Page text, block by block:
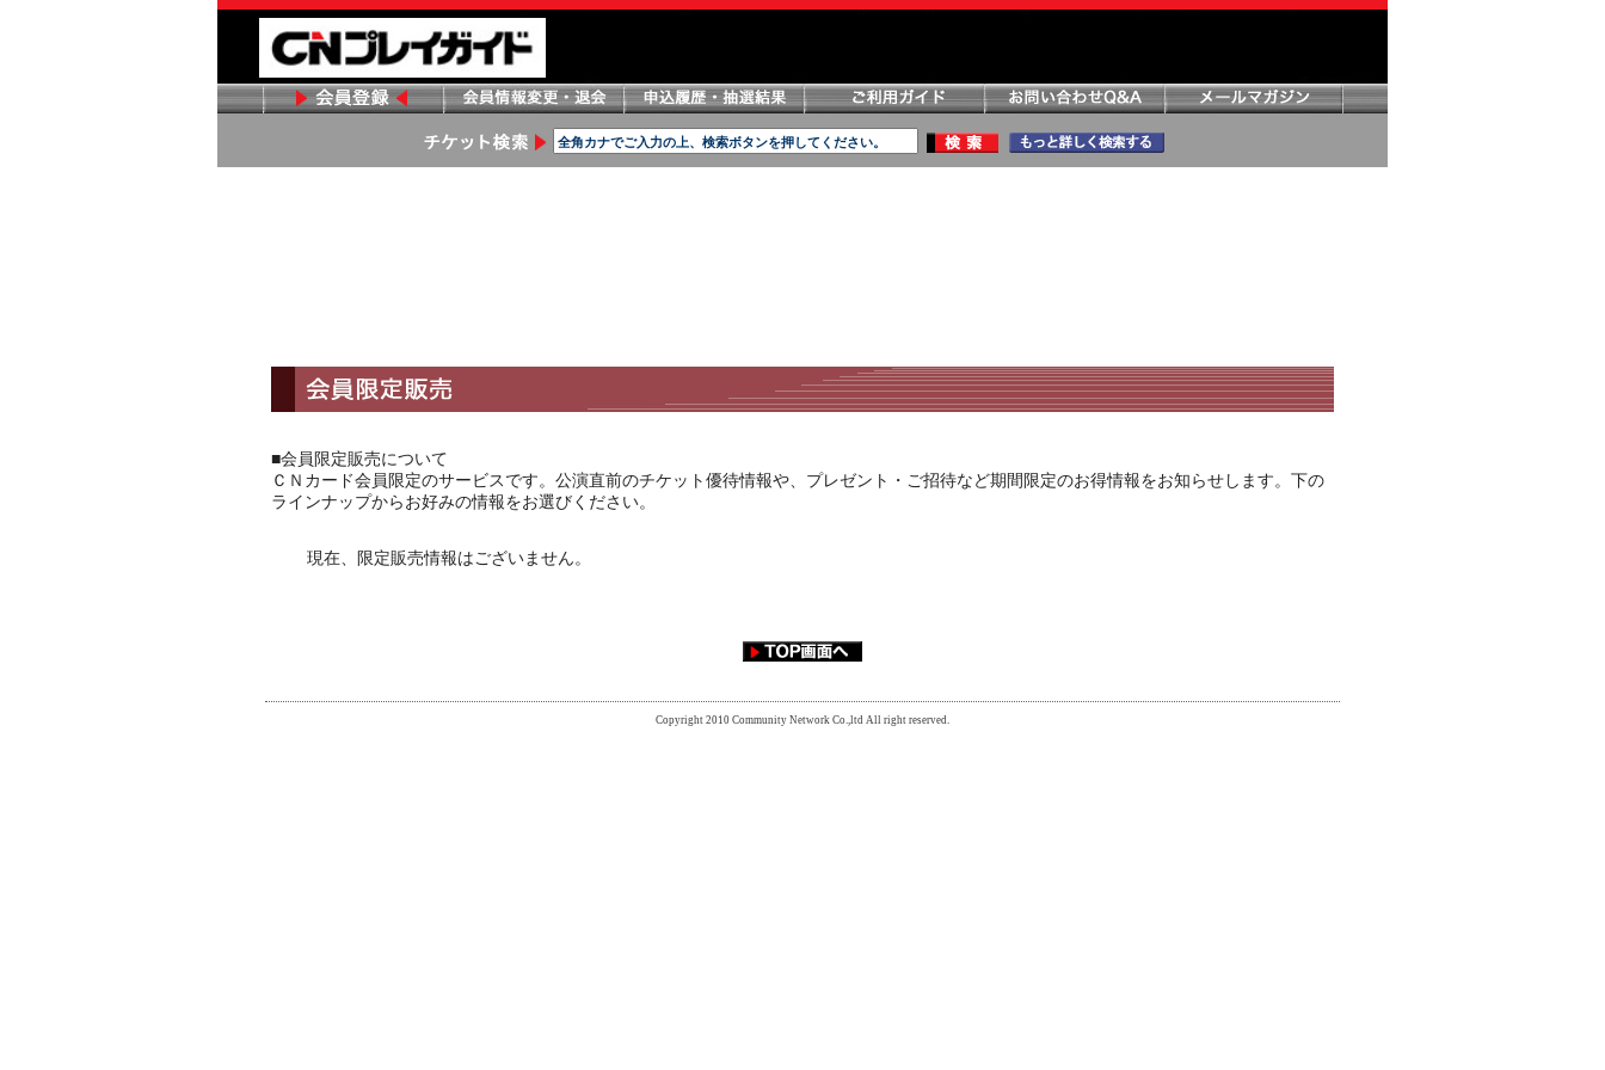
■会員限定販売について
ＣＮカード会員限定のサービスです。公演直前のチケット優待情報や、プレゼント・ご招待など期間限定のお得情報をお知らせします。下の
ラインナップからお好みの情報をお選びください。
現在、限定販売情報はございません。
Copyright 2010 Community Network Co.,ltd All right reserved.